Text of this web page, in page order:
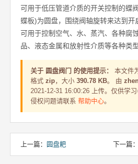
可用于低压管道介质的开关控制的蝶
蝶板)为圆盘，围绕阀轴旋转来达到开
可用于控制空气、水、蒸汽、各种腐
品、液态金属和放射性介质等各种类
关于 圆盘阀门 的使用提示： 本文件
格式 zip，大小 390.78 KB。 由
2021-12-31 16:00:26 上传。仅供学习
侵权问题请联系 帮助中心。
上一篇： 圆盘耙 下一篇：